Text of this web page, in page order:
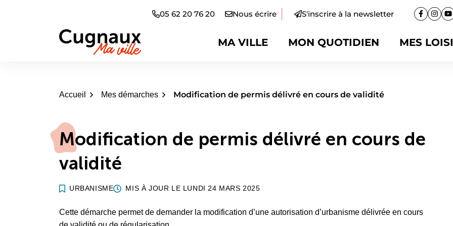
05 62 20 76 20 Nous écrire S'inscrire à la newsletter Facebook
Cugnaux
MA VILLE MON QUOTIDIEN MES
Accueil Mes démarches Modification de permis délivré en cours de validité
Modification de permis délivré en cours de
validité
URBANISME MIS À JOUR LE LUNDI 24 MARS 2025
Cette démarche permet de demander la modification d’une autorisation d’urbanisme délivrée en cours